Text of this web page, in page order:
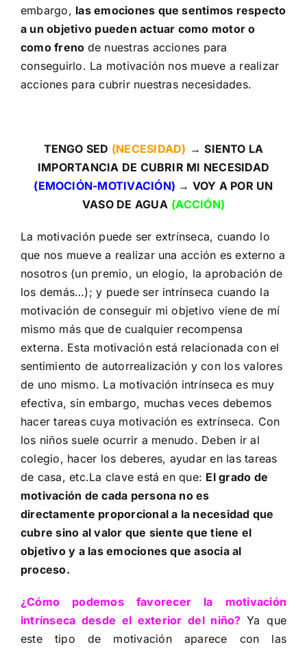
embargo, las emociones que sentimos respecto
a un objetivo pueden actuar como motor o
como freno de nuestras acciones para
conseguirlo. La motivación nos mueve a realizar
acciones para cubrir nuestras necesidades.
TENGO SED (NECESIDAD) →SIENTO LA
IMPORTANCIA DE CUBRIR MI NECESIDAD
(EMOCIÓN-MOTIVACIÓN) → VOY A POR UN
VASO DE AGUA (ACCIÓN)
La motivación puede ser extrínseca, cuando lo
que nos mueve a realizar una acción es externo a
nosotros (un premio, un elogio, la aprobación de
los demás…); y puede ser intrínseca cuando la
motivación de conseguir mi objetivo viene de mí
mismo más que de cualquier recompensa
externa. Esta motivación está relacionada con el
sentimiento de autorrealización y con los valores
de uno mismo. La motivación intrínseca es muy
efectiva, sin embargo, muchas veces debemos
hacer tareas cuya motivación es extrínseca. Con
los niños suele ocurrir a menudo. Deben ir al
colegio, hacer los deberes, ayudar en las tareas
de casa, etc.La clave está en que: El grado de
motivación de cada persona no es
directamente proporcional a la necesidad que
cubre sino al valor que siente que tiene el
objetivo y a las emociones que asocia al
proceso.
¿Cómo podemos favorecer la motivación
intrínseca desde el exterior del niño?Ya que
este tipo de motivación aparece con las